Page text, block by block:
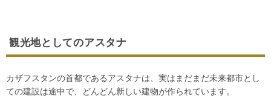
観光地としてのアスタナ
カザフスタンの首都であるアスタナは、実はまだまだ未来都市とし
ての建設は途中で、どんどん新しい建物が作られています。